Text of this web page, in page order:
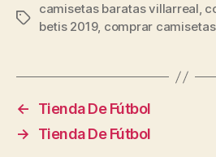
Etiquetas
camisetas baratas villarreal,
betis 2019, comprar
←
Tienda De Fútbol
→
Tienda De Fútbol